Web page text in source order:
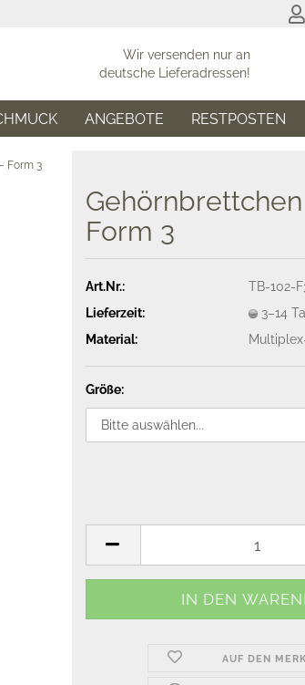
Wir versenden nur an
deutsche Lieferadressen!
ANGEBOTE RESTPOSTEN
Form 3
Form 3
Art.Nr.:
TB-102-
Lieferzeit:
3–14
Material:
Größe:
AUF DEN